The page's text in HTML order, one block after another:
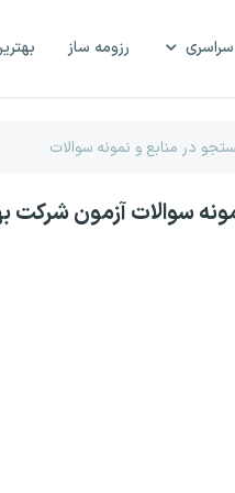
رزومه ساز
سوالات آزمون شرکت